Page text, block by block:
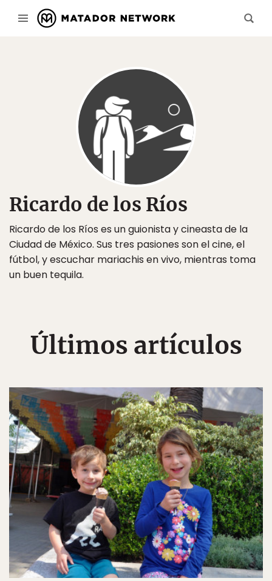
Ricardo de los Ríos
Ricardo de los Ríos es un guionista y cineasta de la
Ciudad de México. Sus tres pasiones son el cine, el
fútbol, y escuchar mariachis en vivo, mientras toma
un buen tequila.
Últimos artículos